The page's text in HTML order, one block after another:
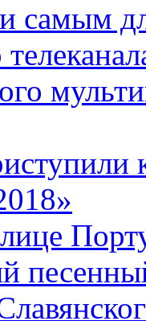
самым